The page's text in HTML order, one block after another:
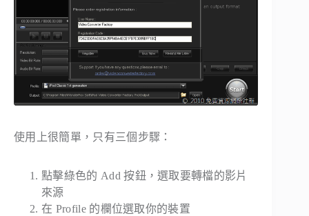
使用上很簡單，只有三個步驟：
點擊綠色的 Add 按鈕，選取要轉檔的影片
來源
在 Profile 的欄位選取你的裝置